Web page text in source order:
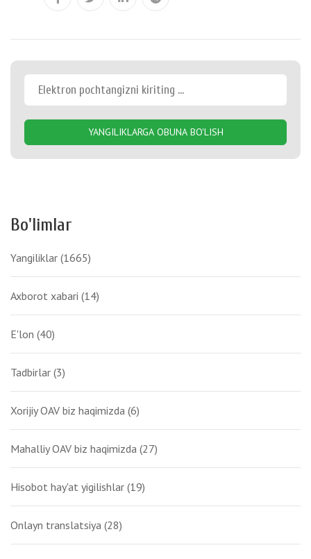
YANGILIKLARGA OBUNA BO'LISH
Bo'limlar
Yangiliklar (1665)
Axborot xabari (14)
E'lon (40)
Tadbirlar (3)
Xorijiy OAV biz haqimizda (6)
Mahalliy OAV biz haqimizda (27)
Hisobot hay'at yigilishlar (19)
Onlayn translatsiya (28)